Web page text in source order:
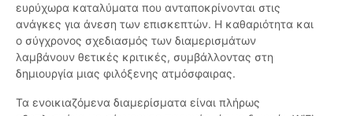
ευρύχωρα καταλύματα που ανταποκρίνονται στις
ανάγκες για άνεση των επισκεπτών. Η καθαριότητα και
ο σύγχρονος σχεδιασμός των διαμερισμάτων
λαμβάνουν θετικές κριτικές, συμβάλλοντας στη
δημιουργία μιας φιλόξενης ατμόσφαιρας.
Τα ενοικιαζόμενα διαμερίσματα είναι πλήρως